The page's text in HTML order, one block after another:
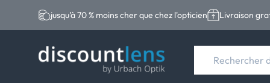
jusqu'à 70 % moins cher que chez l'opticien Livraison